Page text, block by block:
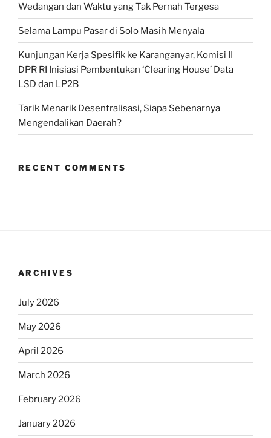
Wedangan dan Waktu yang Tak Pernah Tergesa
Selama Lampu Pasar di Solo Masih Menyala
Kunjungan Kerja Spesifik ke Karanganyar, Komisi II
DPR RI Inisiasi Pembentukan ‘Clearing House’ Data
LSD dan LP2B
Tarik Menarik Desentralisasi, Siapa Sebenarnya
Mengendalikan Daerah?
RECENT COMMENTS
ARCHIVES
July 2026
May 2026
April 2026
March 2026
February 2026
January 2026